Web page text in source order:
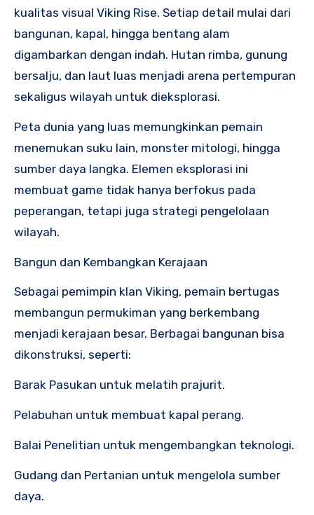
kualitas visual Viking Rise. Setiap detail mulai dari
bangunan, kapal, hingga bentang alam
digambarkan dengan indah. Hutan rimba, gunung
bersalju, dan laut luas menjadi arena pertempuran
sekaligus wilayah untuk dieksplorasi.
Peta dunia yang luas memungkinkan pemain
menemukan suku lain, monster mitologi, hingga
sumber daya langka. Elemen eksplorasi ini
membuat game tidak hanya berfokus pada
peperangan, tetapi juga strategi pengelolaan
wilayah.
Bangun dan Kembangkan Kerajaan
Sebagai pemimpin klan Viking, pemain bertugas
membangun permukiman yang berkembang
menjadi kerajaan besar. Berbagai bangunan bisa
dikonstruksi, seperti:
Barak Pasukan untuk melatih prajurit.
Pelabuhan untuk membuat kapal perang.
Balai Penelitian untuk mengembangkan teknologi.
Gudang dan Pertanian untuk mengelola sumber
daya.